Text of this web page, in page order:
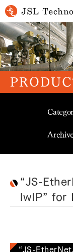
“JS-
lwIP” for
“JS-